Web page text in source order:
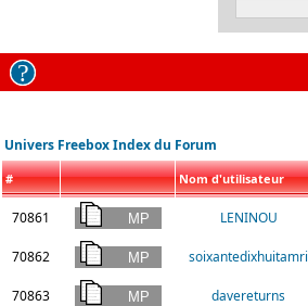
Univers Freebox Index du Forum
# Nom d'utilisateur
70861 LENINOU
70862 soixantedixhuitamri
70863 davereturns